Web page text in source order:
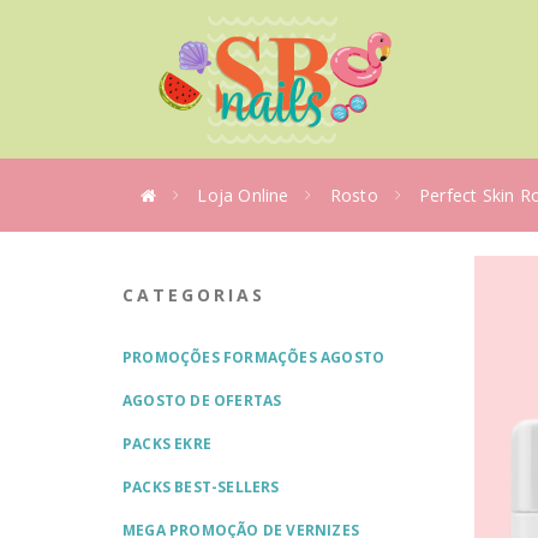
Loja Online Rosto Perfect Skin
CATEGORIAS
PROMOÇÕES FORMAÇÕES AGOSTO
AGOSTO DE OFERTAS
PACKS EKRE
PACKS BEST-SELLERS
MEGA PROMOÇÃO DE VERNIZES